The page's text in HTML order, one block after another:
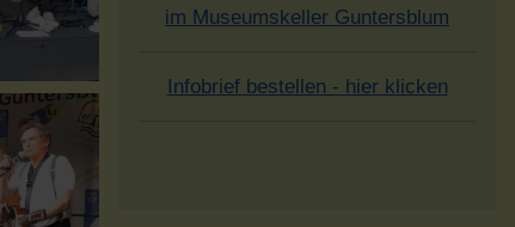
im Museumskeller Guntersblum
Infobrief bestellen - hier klicken